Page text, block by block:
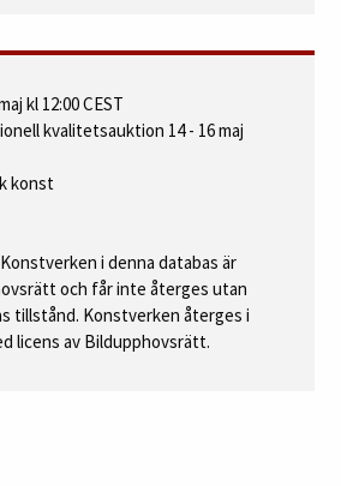
kl 12:00 CEST
kvalitetsauktion 14 - 16 maj
konst
Konstverken i denna databas är
och får inte återges utan
tillstånd. Konstverken återges i
licens av Bildupphovsrätt.